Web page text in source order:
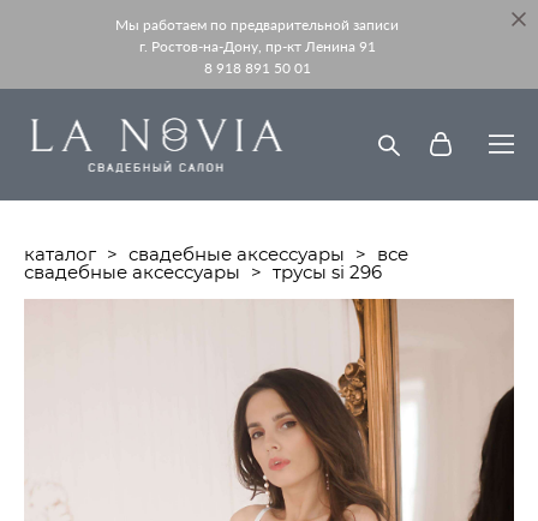
Мы работаем по предварительной записи
г. Ростов-на-Дону, пр-кт Ленина 91
8 918 891 50 01
каталог > свадебные аксессуары >
все
свадебные аксессуары
> трусы si 296